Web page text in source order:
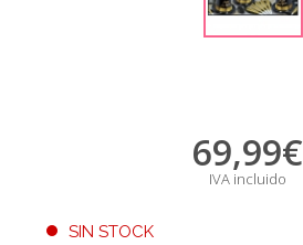
69,99€
IVA incluido
SIN STOCK